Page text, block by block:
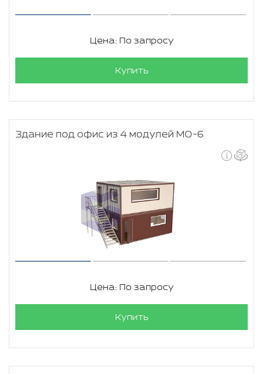
Цена: По запросу
Купить
Здание под офис из 4 модулей МО-6
Цена: По запросу
Купить